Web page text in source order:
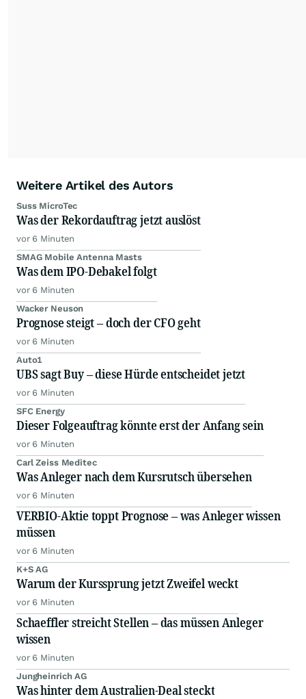
Weitere Artikel des Autors
Suss MicroTec
Was der Rekordauftrag jetzt auslöst
vor 6 Minuten
SMAG Mobile Antenna Masts
Was dem IPO-Debakel folgt
vor 6 Minuten
Wacker Neuson
Prognose steigt – doch der CFO geht
vor 6 Minuten
Auto1
UBS sagt Buy – diese Hürde entscheidet jetzt
vor 6 Minuten
SFC Energy
Dieser Folgeauftrag könnte erst der Anfang sein
vor 6 Minuten
Carl Zeiss Meditec
Was Anleger nach dem Kursrutsch übersehen
vor 6 Minuten
VERBIO-Aktie toppt Prognose – was Anleger wissen
müssen
vor 6 Minuten
K+S AG
Warum der Kurssprung jetzt Zweifel weckt
vor 6 Minuten
Schaeffler streicht Stellen – das müssen Anleger
wissen
vor 6 Minuten
Jungheinrich AG
Was hinter dem Australien-Deal steckt